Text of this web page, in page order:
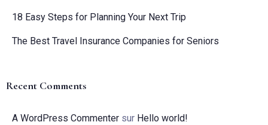
18 Easy Steps for Planning Your Next Trip
The Best Travel Insurance Companies for Seniors
Recent Comments
A WordPress Commenter sur Hello world!